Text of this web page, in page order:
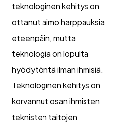
teknologinen kehitys on
ottanut aimo harppauksia
eteenpäin, mutta
teknologia on lopulta
hyödytöntä ilman ihmisiä.
Teknologinen kehitys on
korvannut osan ihmisten
teknisten taitojen